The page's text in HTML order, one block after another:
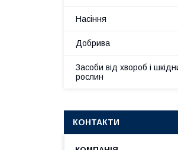
Насіння
Добрива
Засоби від хвороб і
рослин
КОНТАКТИ